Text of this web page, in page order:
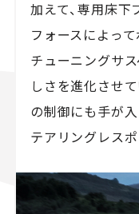
加えて、専用床
フォースによっ
チューニングサ
しさを進化させ
の制御にも手が入
テアリングレス